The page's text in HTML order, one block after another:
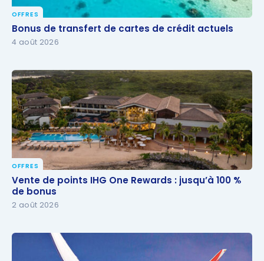
Bonus de transfert de cartes de crédit actuels
OFFRES
Bonus de transfert de cartes de crédit actuels
4 août 2026
Vente de points IHG One Rewards : jusqu’à 100 % de
bonus
OFFRES
Vente de points IHG One Rewards : jusqu’à 100 %
de bonus
2 août 2026